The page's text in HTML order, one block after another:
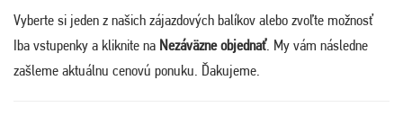
Vyberte si jeden z našich zájazdových balíkov alebo zvoľte možnosť
Iba vstupenky a kliknite na Nezáväzne objednať. My vám následne
zašleme aktuálnu cenovú ponuku. Ďakujeme.